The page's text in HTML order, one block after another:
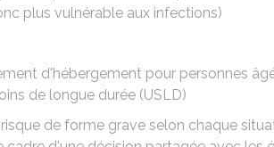
plus vulnérable aux infections)
d'hébergement pour personnes
de longue durée (USLD)
de forme grave selon chaque